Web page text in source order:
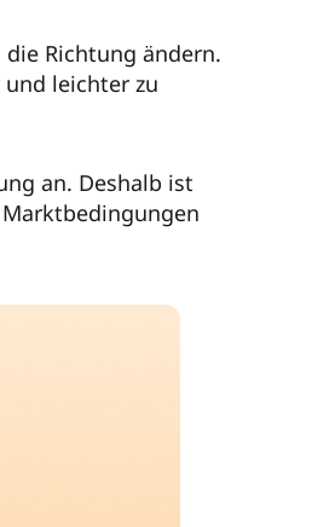
Richtung ändern.
leichter zu
an. Deshalb ist